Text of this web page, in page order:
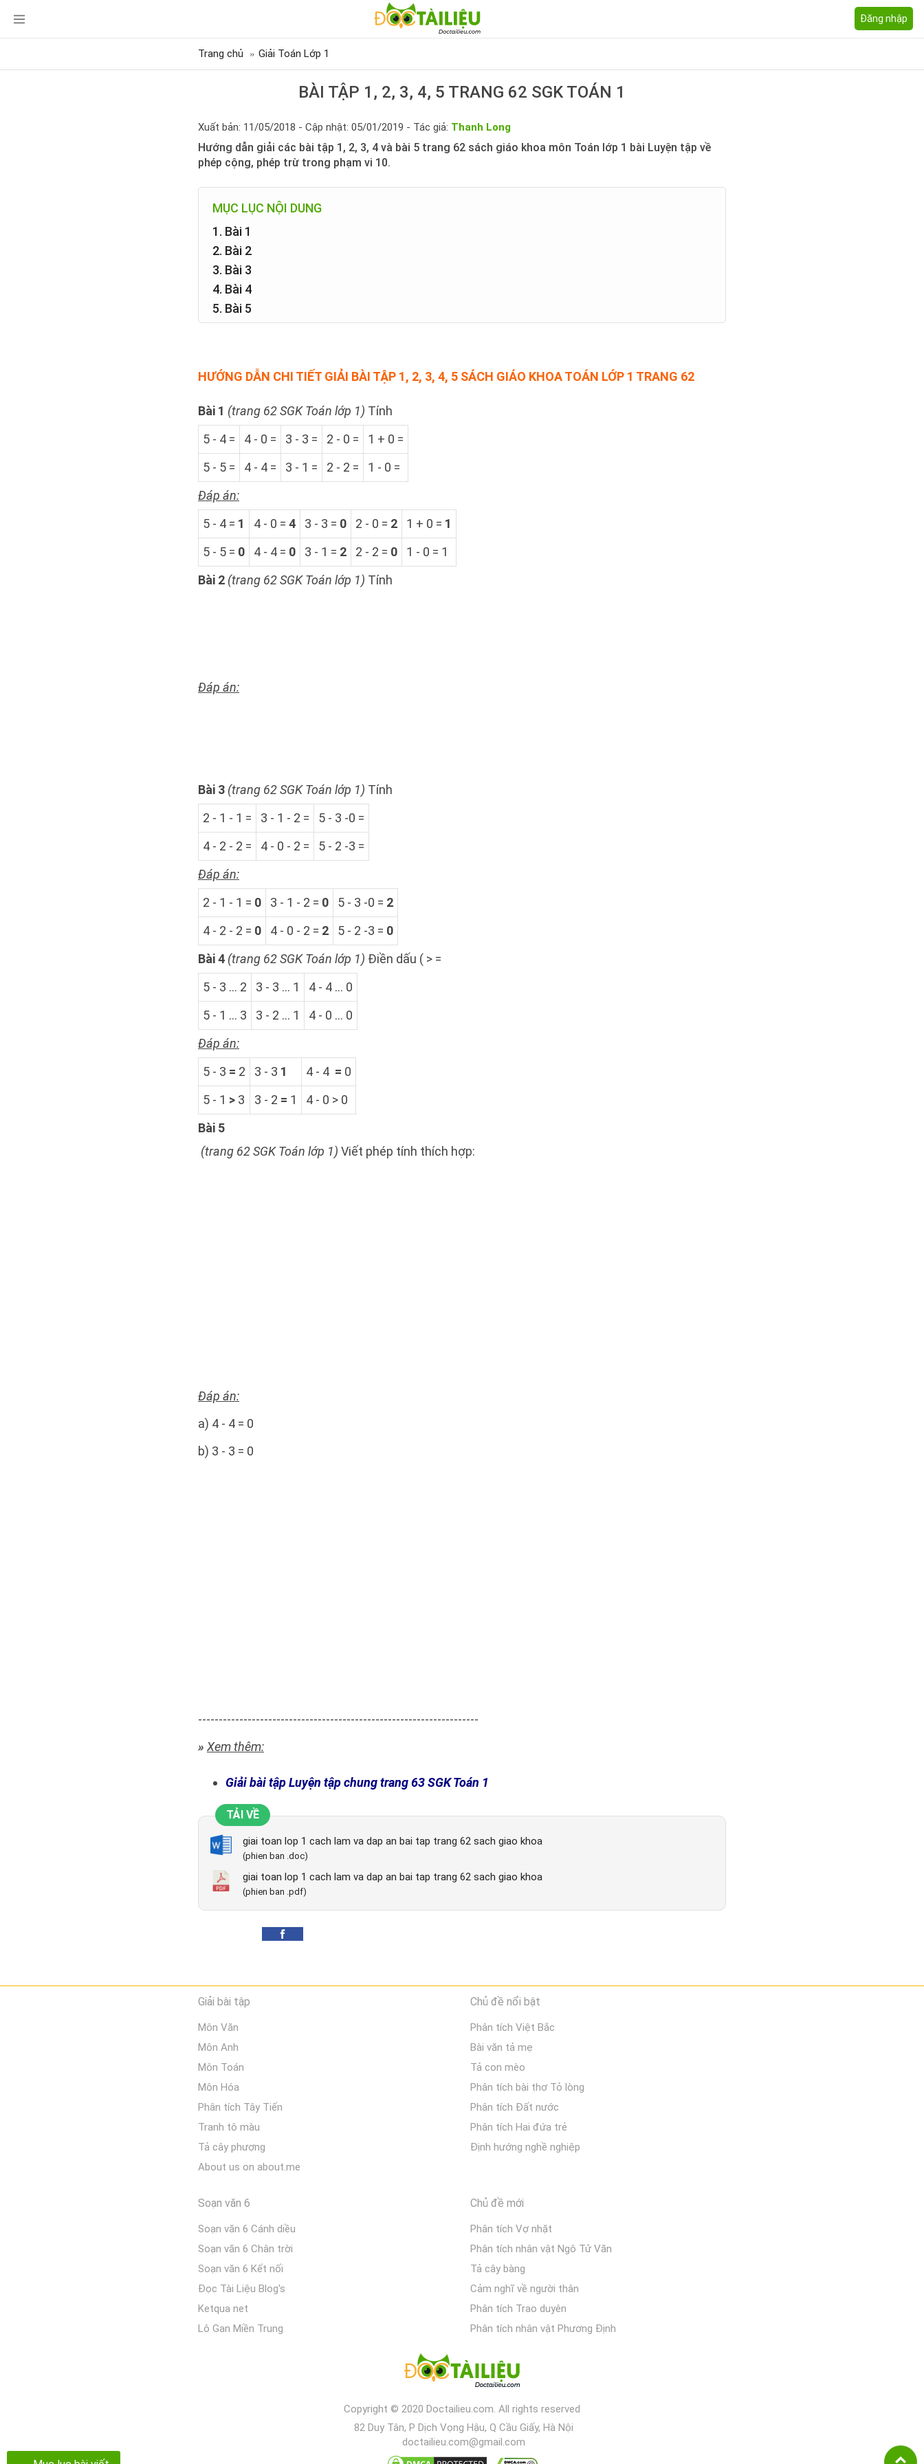
Đăng nhập
Trang chủ Giải Toán Lớp 1
BÀI TẬP 1, 2, 3, 4, 5 TRANG 62 SGK TOÁN 1
Xuất bản: 11/05/2018 - Cập nhật: 05/01/2019 - Tác giả: Thanh Long
Hướng dẫn giải các bài tập 1, 2, 3, 4 và bài 5 trang 62 sách giáo khoa môn Toán lớp 1 bài Luyện tập về
phép cộng, phép trừ trong phạm vi 10.
MỤC LỤC NỘI DUNG
1. Bài 1
2. Bài 2
3. Bài 3
4. Bài 4
5. Bài 5
HƯỚNG DẪN CHI TIẾT GIẢI BÀI TẬP 1, 2, 3, 4, 5 SÁCH GIÁO KHOA TOÁN LỚP 1 TRANG 62
Bài 1 (trang 62 SGK Toán lớp 1) Tính
5 - 4 =
4 - 0 = 3 - 3 = 2 - 0 =
1 + 0 =
5 - 5 =
4 - 4 = 3 - 1 = 2 - 2 =
1 - 0 =
Đáp án:
5 - 4 = 1 4 - 0 = 4 3 - 3 = 0 2 - 0 = 2 1 + 0 = 1
5 - 5 = 0 4 - 4 = 0 3 - 1 = 2 2 - 2 = 0
1 - 0 = 1
Bài 2 (trang 62 SGK Toán lớp 1) Tính
Đáp án:
Bài 3 (trang 62 SGK Toán lớp 1) Tính
2 - 1 - 1 =
3 - 1 - 2 =
5 - 3 -0 =
4 - 2 - 2 =
4 - 0 - 2 =
5 - 2 -3 =
Đáp án:
2 - 1 - 1 = 0 3 - 1 - 2 = 0 5 - 3 -0 = 2
4 - 2 - 2 = 0 4 - 0 - 2 = 2 5 - 2 -3 = 0
Bài 4 (trang 62 SGK Toán lớp 1) Điền dấu ( > =
5 - 3 ... 2
3 - 3 ... 1
4 - 4 ... 0
5 - 1 ... 3
3 - 2 ... 1
4 - 0 ... 0
Đáp án:
5 - 3 = 2 3 - 3 1 4 - 4 = 0
5 - 1 > 3 3 - 2 = 1
4 - 0 > 0
Bài 5
(trang 62 SGK Toán lớp 1) Viết phép tính thích hợp:
Đáp án:
a) 4 - 4 = 0
b) 3 - 3 = 0
--------------------------------------------------------------------
» Xem thêm:
Giải bài tập Luyện tập chung trang 63 SGK Toán 1
TẢI VỀ
giai toan lop 1 cach lam va dap an bai tap trang 62 sach giao khoa
(phien ban .doc)
giai toan lop 1 cach lam va dap an bai tap trang 62 sach giao khoa
(phien ban .pdf)
Giải bài tập
Môn Văn
Môn Anh
Môn Toán
Môn Hóa
Phân tích Tây Tiến
Tranh tô màu
Tả cây phượng
About us on about.me
Chủ đề nổi bật
Phân tích Việt Bắc
Bài văn tả mẹ
Tả con mèo
Phân tích bài thơ Tỏ lòng
Phân tích Đất nước
Phân tích Hai đứa trẻ
Định hướng nghề nghiệp
Soạn văn 6
Soạn văn 6 Cánh diều
Soạn văn 6 Chân trời
Soạn văn 6 Kết nối
Đọc Tài Liệu Blog's
Ketqua net
Lô Gan Miền Trung
Chủ đề mới
Phân tích Vợ nhặt
Phân tích nhân vật Ngô Tử Văn
Tả cây bàng
Cảm nghĩ về người thân
Phân tích Trao duyên
Phân tích nhân vật Phương Định
Copyright © 2020 Doctailieu.com. All rights reserved
82 Duy Tân, P Dịch Vọng Hậu, Q Cầu Giấy, Hà Nội
doctailieu.com@gmail.com